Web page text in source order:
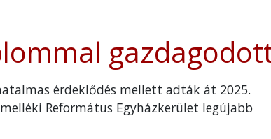
érdeklődés mellett adták át 2025.
Református Egyházkerület legújabb